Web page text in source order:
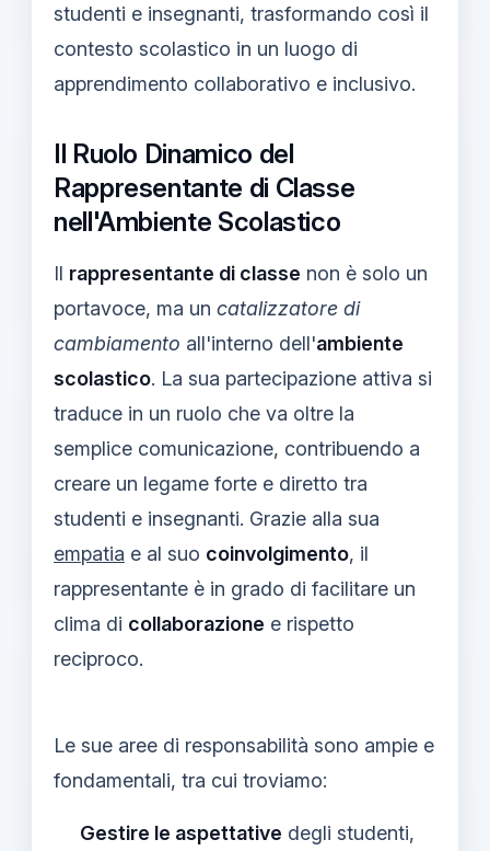
studenti e insegnanti, trasformando così il
contesto scolastico in un luogo di
apprendimento collaborativo e inclusivo.
Il Ruolo Dinamico del
Rappresentante di Classe
nell'Ambiente Scolastico
Il rappresentante di classe non è solo un
portavoce, ma un catalizzatore di
cambiamento all'interno dell'ambiente
scolastico. La sua partecipazione attiva si
traduce in un ruolo che va oltre la
semplice comunicazione, contribuendo a
creare un legame forte e diretto tra
studenti e insegnanti. Grazie alla sua
empatia e al suo coinvolgimento, il
rappresentante è in grado di facilitare un
clima di collaborazione e rispetto
reciproco.
Le sue aree di responsabilità sono ampie e
fondamentali, tra cui troviamo:
Gestire le aspettative degli studenti,